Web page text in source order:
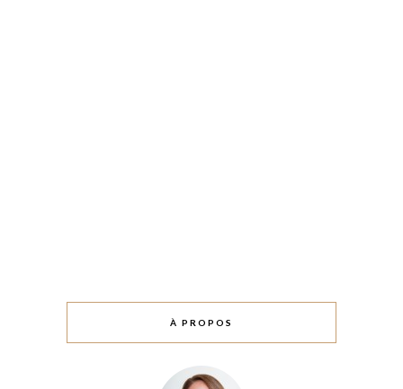
À PROPOS